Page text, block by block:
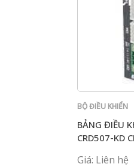
BỘ ĐIỀU KHIỂN
BẢNG ĐIỀU
CRD507-KD
Giá: Liên hệ